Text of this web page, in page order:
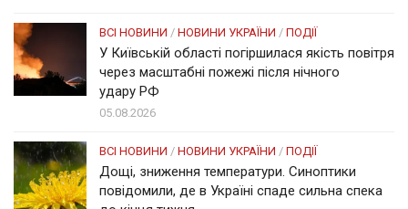
ВСІ НОВИНИ / НОВИНИ УКРАЇНИ / ПОДІЇ
У Київській області погіршилася якість повітря
через масштабні пожежі після нічного
удару РФ
05.08.2026
ВСІ НОВИНИ / НОВИНИ УКРАЇНИ / ПОДІЇ
Дощі, зниження температури. Синоптики
повідомили, де в Україні спаде сильна спека